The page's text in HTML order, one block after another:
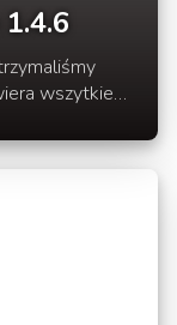
wszytkie
w ten